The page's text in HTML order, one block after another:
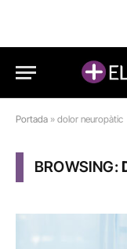
Portada » dolor neuropàtic
BROWSING: